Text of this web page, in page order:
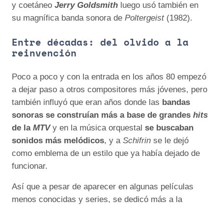
y coetáneo Jerry Goldsmith luego usó también en
su magnífica banda sonora de Poltergeist (1982).
Entre décadas: del olvido a la
reinvención
Poco a poco y con la entrada en los años 80 empezó
a dejar paso a otros compositores más jóvenes, pero
también influyó que eran años donde las bandas
sonoras se construían más a base de grandes hits
de la MTV y en la música orquestal se buscaban
sonidos más melódicos, y a Schifrin se le dejó
como emblema de un estilo que ya había dejado de
funcionar.
Así que a pesar de aparecer en algunas películas
menos conocidas y series, se dedicó más a la